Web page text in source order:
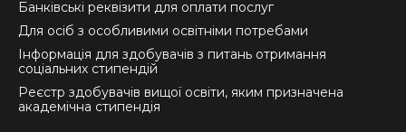
Банківські реквізити для оплати послуг
Для осіб з особливими освітніми потребами
Інформація для здобувачів з питань отримання
соціальних стипендій
Реєстр здобувачів вищої освіти, яким призначена
академічна стипендія